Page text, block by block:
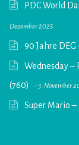
PDC World
Dezember 2025
90 Jahre DEG
Wednesday –
(760)
3. November
Super Mario –